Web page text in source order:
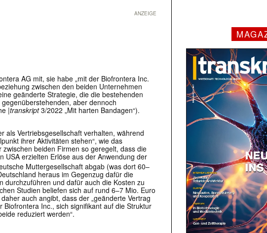
ANZEIGE
AG mit, sie habe „mit der Biofrontera Inc.
zwischen den beiden Unternehmen
geänderte Strategie, die die bestehenden
aber dennoch
|transkript3/2022 „Mit harten Bandagen“).
als Vertriebsgesellschaft verhalten, während
ihrer Aktivitäten stehen“, wie das
beiden Firmen so geregelt, dass die
USA erzielten Erlöse aus der Anwendung der
Muttergesellschaft abgab (was dort 60–
heraus im Gegenzug dafür die
durchzuführen und dafür auch die Kosten zu
Studien beliefen sich auf rund 6–7 Mio. Euro
auch angibt, dass der „geänderte Vertrag
Inc., sich signifikant auf die Struktur
reduziert werden“.